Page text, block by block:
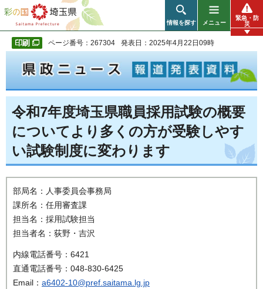
彩の国 埼玉県
情報を探す メニュー
緊急・防
災
ページ番号：267304 発表日：2025年4月22日09時
令和7年度埼玉県職員採用試験の概要
についてより多くの方が受験しやす
い試験制度に変わります
部局名：人事委員会事務局
課所名：任用審査課
担当名：採用試験担当
担当者名：荻野・吉沢
内線電話番号：6421
直通電話番号：048-830-6425
Email： a6402-10@pref.saitama.lg.jp